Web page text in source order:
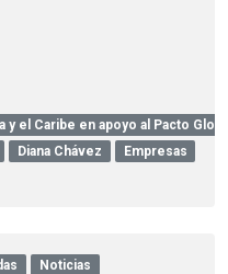
y el Caribe en apoyo al Pacto
Diana Chávez
Empresas
Noticias